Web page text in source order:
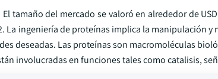
tamaño del mercado se valoró en alrededor de
La ingeniería de proteínas implica la manipulación
deseadas. Las proteínas son macromoléculas
involucradas en funciones tales como catalisis,